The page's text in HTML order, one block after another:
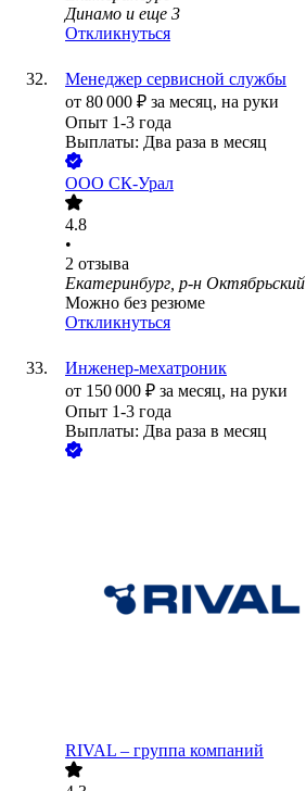
Динамо и еще 3
Откликнуться
Менеджер сервисной службы
от 80 000 ₽ за месяц, на руки
Опыт 1-3 года
Выплаты: Два раза в месяц
ООО СК-Урал
4.8
•
2 отзыва
Екатеринбург, р-н Октябрьский
Можно без резюме
Откликнуться
Инженер-мехатроник
от 150 000 ₽ за месяц, на руки
Опыт 1-3 года
Выплаты: Два раза в месяц
RIVAL – группа компаний